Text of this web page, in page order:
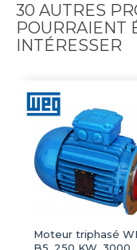
30 AUTRES
POURRAIENT
INTÉRESSER
Moteur triphasé